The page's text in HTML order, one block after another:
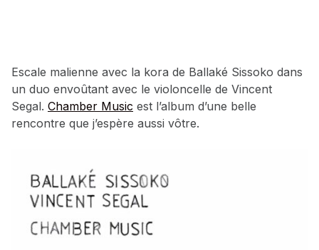
Escale malienne avec la kora de Ballaké Sissoko dans
un duo envoûtant avec le violoncelle de Vincent
Segal. Chamber Music est l’album d’une belle
rencontre que j’espère aussi vôtre.